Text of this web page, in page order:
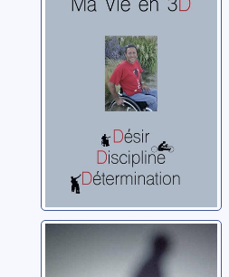
détermination
Aoun, Antoine
La ballade du
Calame